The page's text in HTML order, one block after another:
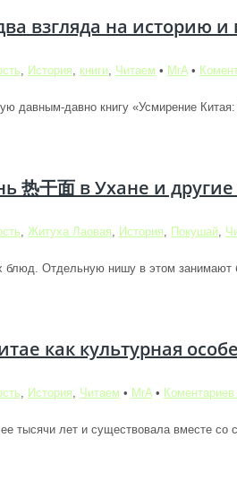
взгляда на историю
История книги Читаем • MrA •
давным-давно книгу «Усмирение
热干面 в Ухане и
Житуха Лаовая История Покушай
блюд. Отдельную нишу в этом
как культурная
История Читаем • MrA • Коментариев
тысячи лет и существовала вместе